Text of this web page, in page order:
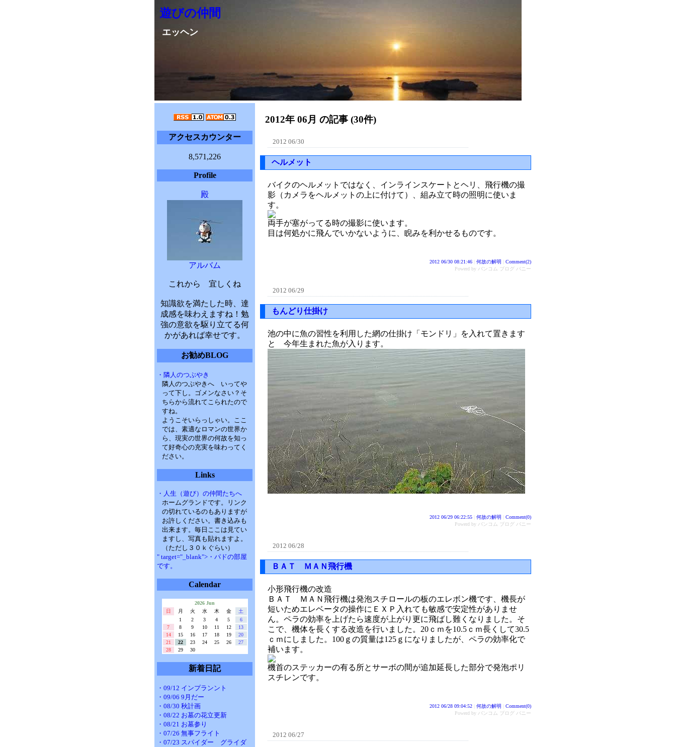
遊びの仲間
エッヘン
アクセスカウンター
8,571,226
Profile
殿
アルバム
これから 宜しくね
知識欲を満たした時、達
成感を味わえますね！勉
強の意欲を駆り立てる何
かがあれば幸せです。
お勧めBLOG
・隣人のつぶやき
隣人のつぶやきへ いってや
って下し。ゴメンなさい？そ
ちらから流れてこられたので
すね。
ようこそいらっしゃい。ここ
では、素適なロマンの世界か
ら、現実の世界の何故を知っ
て好奇心の充実を味わってく
ださい。
Links
・人生（遊び）の仲間たちへ
ホームグランドです。リンク
の切れているのもありますが
お許しください。書き込みも
出来ます。毎日ここは見てい
ますし、写真も貼れますよ。
（ただし３０ｋぐらい）
" target="_blank">・パドの部屋
です。
Calendar
2026 Jun
日
月 火 水 木 金
土
1
2 3 4 5
6
7
8 9 10 11 12
13
14
15 16 17 18 19
20
21
22 23 24 25 26
27
28
29 30
新着日記
・09/12 インプランント
・09/06 9月だー
・08/30 秋計画
・08/22 お墓の花立更新
・08/21 お墓参り
・07/26 無事フライト
・07/23 スパイダー グライダ
2012年 06月 の記事 (30件)
2012 06/30
ヘルメット
バイクのヘルメットではなく、インラインスケートとヘリ、飛行機の撮
影（カメラをヘルメットの上に付けて）、組み立て時の照明に使いま
す。
両手が塞がってる時の撮影に使います。
目は何処かに飛んでいかないように、睨みを利かせるものです。
2012 06/30 08:21:46 何故の解明
Comment(2)
Powerd by バンコム ブログ バニー
2012 06/29
もんどり仕掛け
池の中に魚の習性を利用した網の仕掛け「モンドリ」を入れて置きます
と 今年生まれた魚が入ります。
2012 06/29 06:22:55 何故の解明
Comment(0)
Powerd by バンコム ブログ バニー
2012 06/28
ＢＡＴ ＭＡＮ飛行機
小形飛行機の改造
ＢＡＴ ＭＡＮ飛行機は発泡スチロールの板のエレボン機です、機長が
短いためエレベータの操作にＥＸＰ入れても敏感で安定性がありませ
ん。ペラの効率を上げたら速度が上がり更に飛ばし難くなりました。そ
こで、機体を長くする改造を行いました。20ｃｍを10.5ｃｍ長くして30.5
ｃｍにしました。100ｇの質量は125ｇになりましたが、ペラの効率化で
補います。
機首のステッカーの有る所とサーボの間が追加延長した部分で発泡ポリ
スチレンです。
2012 06/28 09:04:52 何故の解明
Comment(0)
Powerd by バンコム ブログ バニー
2012 06/27